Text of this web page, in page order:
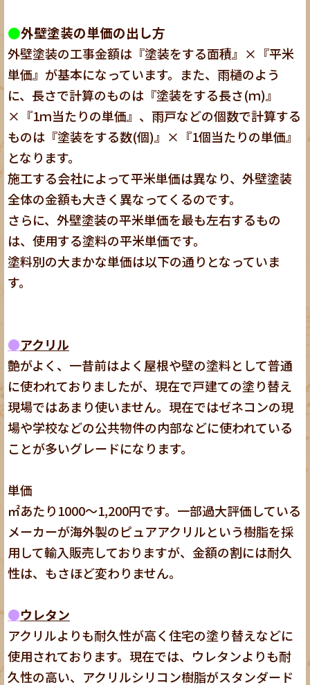
●外壁塗装の単価の出し方
外壁塗装の工事金額は『塗装をする面積』×『平米
単価』が基本になっています。また、雨樋のよう
に、長さで計算のものは『塗装をする長さ(ｍ)』
×『1ｍ当たりの単価』、雨戸などの個数で計算する
ものは『塗装をする数(個)』×『1個当たりの単価』
となります。
施工する会社によって平米単価は異なり、外壁塗装
全体の金額も大きく異なってくるのです。
さらに、外壁塗装の平米単価を最も左右するもの
は、使用する塗料の平米単価です。
塗料別の大まかな単価は以下の通りとなっていま
す。
●アクリル
艶がよく、一昔前はよく屋根や壁の塗料として普通
に使われておりましたが、現在で戸建ての塗り替え
現場ではあまり使いません。現在ではゼネコンの現
場や学校などの公共物件の内部などに使われている
ことが多いグレードになります。
単価
㎡あたり1000～1,200円です。一部過大評価している
メーカーが海外製のピュアアクリルという樹脂を採
用して輸入販売しておりますが、金額の割には耐久
性は、もさほど変わりません。
●ウレタン
アクリルよりも耐久性が高く住宅の塗り替えなどに
使用されております。現在では、ウレタンよりも耐
久性の高い、アクリルシリコン樹脂がスタンダード